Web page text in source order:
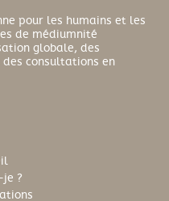
pour les humains et les
de médiumnité
globale, des
consultations en
je ?